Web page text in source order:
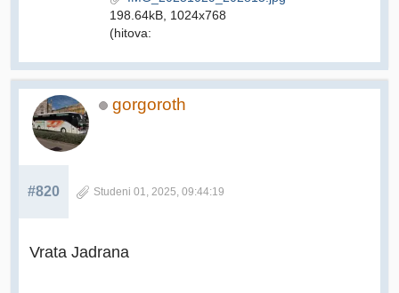
198.64kB, 1024x768
(hitova:
gorgoroth
#820 Studeni 01, 2025, 09:44:19
Vrata Jadrana